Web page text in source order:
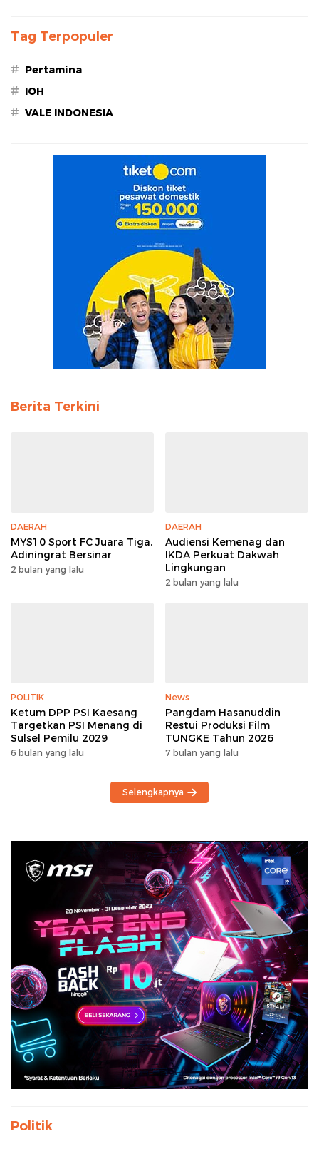
Tag Terpopuler
# Pertamina
# IOH
# VALE INDONESIA
Berita Terkini
DAERAH
MYS10 Sport FC Juara Tiga,
Adiningrat Bersinar
2 bulan yang lalu
DAERAH
Audiensi Kemenag dan
IKDA Perkuat Dakwah
Lingkungan
2 bulan yang lalu
POLITIK
Ketum DPP PSI Kaesang
Targetkan PSI Menang di
Sulsel Pemilu 2029
6 bulan yang lalu
News
Pangdam Hasanuddin
Restui Produksi Film
TUNGKE Tahun 2026
7 bulan yang lalu
Selengkapnya
Politik